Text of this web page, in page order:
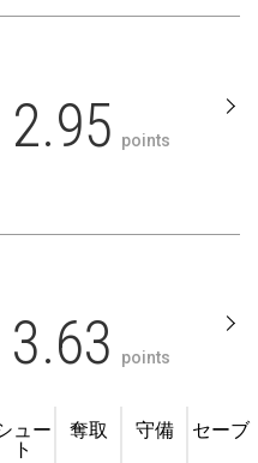
2.95 points
3.63 points
ュー
ト
奪取 守備 セーブ